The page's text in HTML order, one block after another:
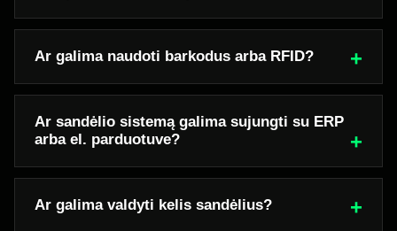
Ar galima naudoti barkodus arba RFID?
Ar sandėlio sistemą galima sujungti su ERP
arba el. parduotuve?
Ar galima valdyti kelis sandėlius?